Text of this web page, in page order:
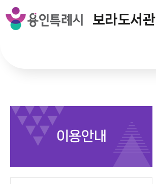
보라도서관
이용안내